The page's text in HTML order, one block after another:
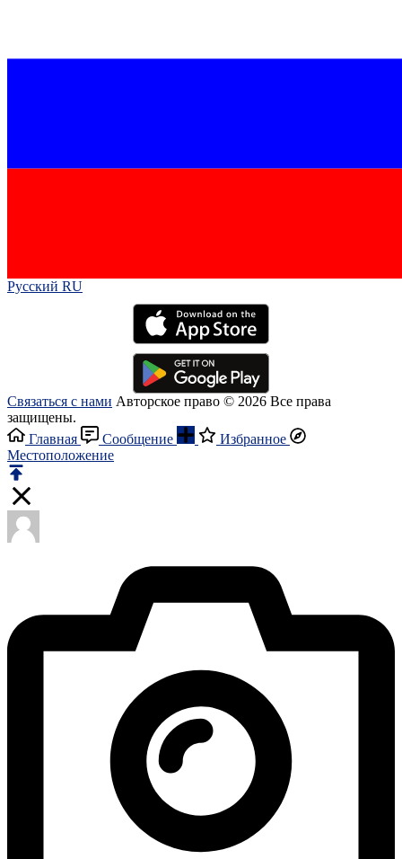
Русский RU‎
Связаться с нами Авторское право © 2026 Все права
защищены.
Главная
Сообщение
Избранное
Местоположение